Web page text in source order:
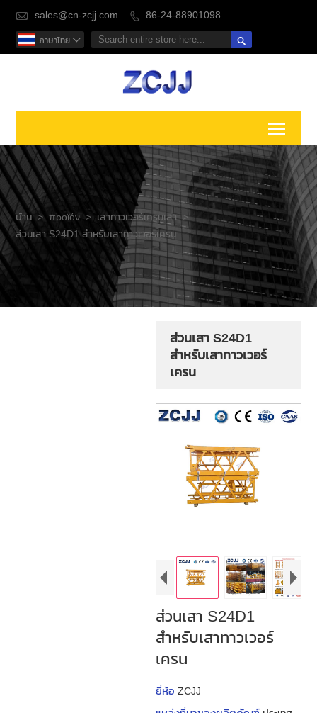
 sales@cn-zcjj.com  86-24-88901098

ภาษาไทย 
บ้าน > προϊόν > เสาทาวเวอร์เครนเสา >
ส่วนเสา S24D1 สำหรับเสาทาวเวอร์เครน
ส่วนเสา S24D1
สำหรับเสาทาวเวอร์
เครน
ส่วนเสา S24D1
สำหรับเสาทาวเวอร์
เครน
ยี่ห้อ ZCJJ